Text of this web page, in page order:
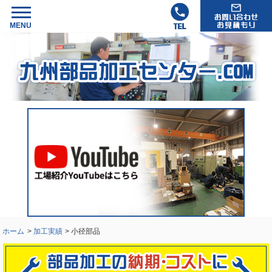
ホーム > 加工実績 > 小径部品